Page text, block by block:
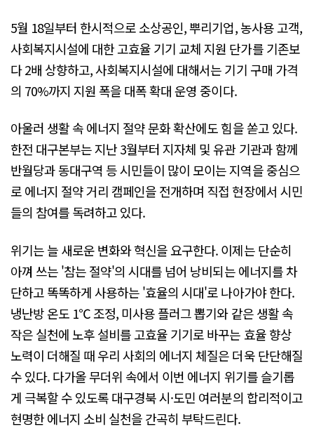
5월 18일부터 한시적으로 소상공인, 뿌리기업, 농사용 고객,
사회복지시설에 대한 고효율 기기 교체 지원 단가를 기존보
다 2배 상향하고, 사회복지시설에 대해서는 기기 구매 가격
의 70%까지 지원 폭을 대폭 확대 운영 중이다.
아울러 생활 속 에너지 절약 문화 확산에도 힘을 쏟고 있다.
한전 대구본부는 지난 3월부터 지자체 및 유관 기관과 함께
반월당과 동대구역 등 시민들이 많이 모이는 지역을 중심으
로 에너지 절약 거리 캠페인을 전개하며 직접 현장에서 시민
들의 참여를 독려하고 있다.
위기는 늘 새로운 변화와 혁신을 요구한다. 이제는 단순히
아껴 쓰는 '참는 절약'의 시대를 넘어 낭비되는 에너지를 차
단하고 똑똑하게 사용하는 '효율의 시대'로 나아가야 한다.
냉난방 온도 1℃ 조정, 미사용 플러그 뽑기와 같은 생활 속
작은 실천에 노후 설비를 고효율 기기로 바꾸는 효율 향상
노력이 더해질 때 우리 사회의 에너지 체질은 더욱 단단해질
수 있다. 다가올 무더위 속에서 이번 에너지 위기를 슬기롭
게 극복할 수 있도록 대구경북 시·도민 여러분의 합리적이고
현명한 에너지 소비 실천을 간곡히 부탁드린다.